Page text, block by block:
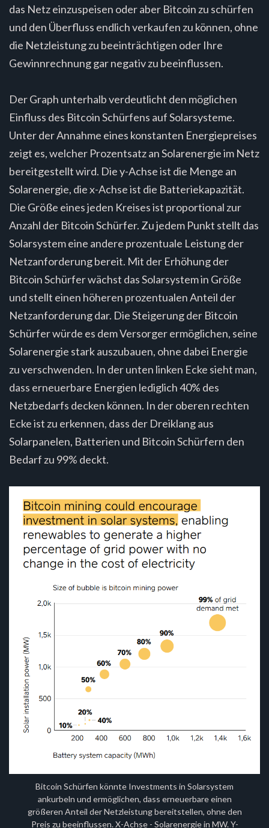
das Netz einzuspeisen oder aber Bitcoin zu schürfen
und den Überfluss endlich verkaufen zu können, ohne
die Netzleistung zu beeinträchtigen oder Ihre
Gewinnrechnung gar negativ zu beeinflussen.
Der Graph unterhalb verdeutlicht den möglichen
Einfluss des Bitcoin Schürfens auf Solarsysteme.
Unter der Annahme eines konstanten Energiepreises
zeigt es, welcher Prozentsatz an Solarenergie im Netz
bereitgestellt wird. Die y-Achse ist die Menge an
Solarenergie, die x-Achse ist die Batteriekapazität.
Die Größe eines jeden Kreises ist proportional zur
Anzahl der Bitcoin Schürfer. Zu jedem Punkt stellt das
Solarsystem eine andere prozentuale Leistung der
Netzanforderung bereit. Mit der Erhöhung der
Bitcoin Schürfer wächst das Solarsystem in Größe
und stellt einen höheren prozentualen Anteil der
Netzanforderung dar. Die Steigerung der Bitcoin
Schürfer würde es dem Versorger ermöglichen, seine
Solarenergie stark auszubauen, ohne dabei Energie
zu verschwenden. In der unten linken Ecke sieht man,
dass erneuerbare Energien lediglich 40% des
Netzbedarfs decken können. In der oberen rechten
Ecke ist zu erkennen, dass der Dreiklang aus
Solarpanelen, Batterien und Bitcoin Schürfern den
Bedarf zu 99% deckt.
Bitcoin Schürfen könnte Investments in Solarsystem
ankurbeln und ermöglichen, dass erneuerbare einen
größeren Anteil der Netzleistung bereitstellen, ohne den
Preis zu beeinflussen. X-Achse - Solarenergie in MW. Y-